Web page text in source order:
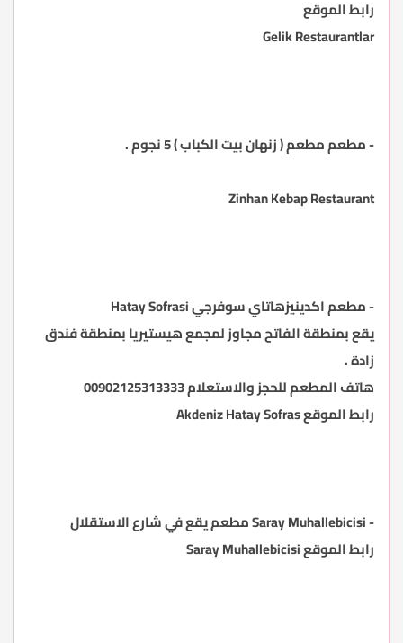
رابط الموقع
Gelik Restaurantlar
-مطعم مطعم ( زنهان بيت الكباب ) 5 نجوم .
Zinhan Kebap Restaurant
-مطعم اكدينيزهاتاي سوفرجي
يقع بمنطقة الفاتح مجاوز لمجمع هيستيريا بمنطقةفندق
زادة .
هاتف المطعم للحجز والاستعلام 00902125313333
رابط الموقعAkdeniz Hatay Sofras
- Saray Muhallebicisi
مطعم يقع في شارع الاستقلال
رابط الموقعSaray Muhallebicisi